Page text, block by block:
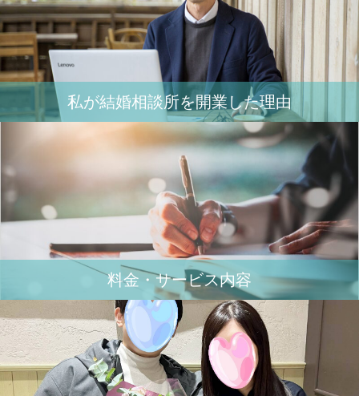
私が結婚相談所を開業した理由
料金・サービス内容